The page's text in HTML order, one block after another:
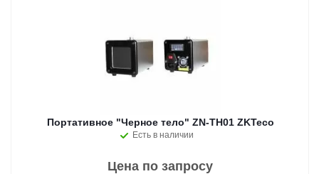
Портативное "Черное тело" ZN-TH01 ZKTeco
Есть в наличии
Цена по запросу